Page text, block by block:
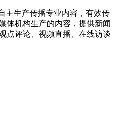
主生产传播专业内容，有效传
体机构生产的内容，提供新闻
点评论、视频直播、在线访谈